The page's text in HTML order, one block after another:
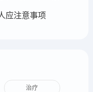
应注意事项
治疗